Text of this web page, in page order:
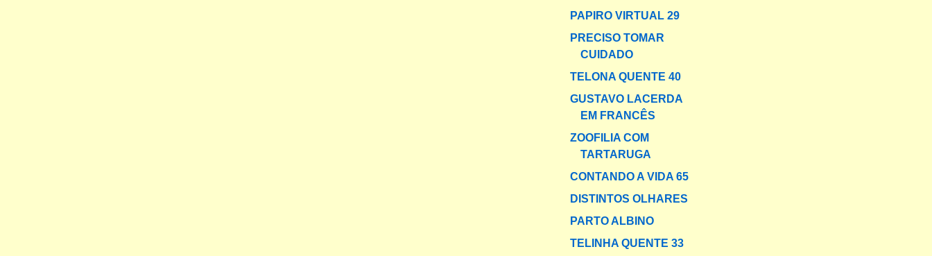
PAPIRO VIRTUAL 29
PRECISO TOMAR
CUIDADO
TELONA QUENTE 40
GUSTAVO LACERDA
EM FRANCÊS
ZOOFILIA COM
TARTARUGA
CONTANDO A VIDA 65
DISTINTOS OLHARES
PARTO ALBINO
TELINHA QUENTE 33